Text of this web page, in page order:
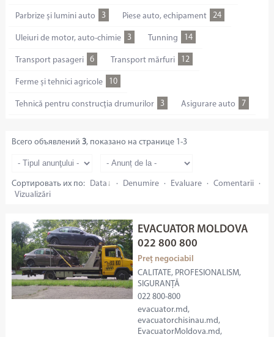
Parbrize și lumini auto 3 Piese auto, echipament 24
Uleiuri de motor, auto-chimie 3 Tunning 14
Transport pasageri 6 Transport mărfuri 12
Ferme și tehnici agricole 10
Tehnică pentru construcţia drumurilor 3 Asigurare auto 7
Всего объявлений 3, показано на странице 1-3
Сортировать их по: Data · Denumire · Evaluare · Comentarii ·
Vizualizări
EVACUATOR MOLDOVA
022 800 800
Preț negociabil
CALITATE, PROFESIONALISM,
SIGURANȚĂ
022 800-800
evacuator.md,
evacuatorchisinau.md,
EvacuatorMoldova.md,